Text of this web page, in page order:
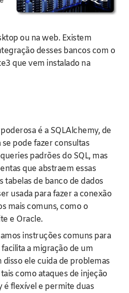
ou na web. Existem
desses bancos com o
que vem instalado na
é a SQLAlchemy, de
pode fazer consultas
padrões do SQL, mas
que abstraem essas
tabelas de banco de dados
usada para fazer a conexão
mais comuns, como o
e Oracle.
instruções comuns para
a migração de um
ele cuida de problemas
como ataques de injeção
é flexível e permite duas